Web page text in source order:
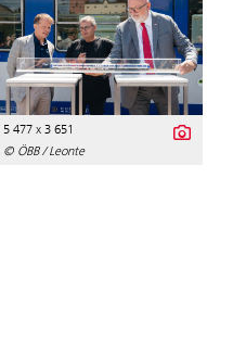
5 477 x 3 651
© ÖBB / Leonte